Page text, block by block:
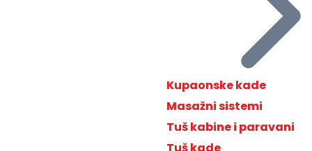
Kupaonske kade
Masažni sistemi
Tuš kabine i paravani